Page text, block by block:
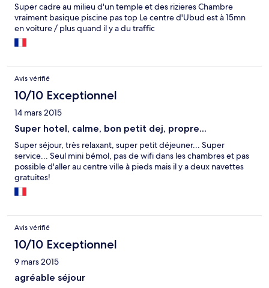
Elles transportent les articles de toilettes dans des sacs
poubelles neufs et les serviettes sont transportées dans de
grandes poubelles neuves! Ce n'est vraiment pas digne d'un
hôtel "spa"! D'ailleurs, les serviettes pour la piscine sont de
sympas, un petit déj varié et à volonté, l'eau de la piscine est
bonne même le soir.
Super cadre au milieu d'un temple et des rizieres Chambre
vraiment basique piscine pas top Le centre d'Ubud est à 15mn
en voiture / plus quand il y a du traffic
Avis vérifié
10/10 Exceptionnel
14 mars 2015
Super hotel, calme, bon petit dej, propre...
Super séjour, très relaxant, super petit déjeuner... Super
service... Seul mini bémol, pas de wifi dans les chambres et pas
possible d'aller au centre ville à pieds mais il y a deux navettes
gratuites!
Avis vérifié
10/10 Exceptionnel
9 mars 2015
agréable séjour